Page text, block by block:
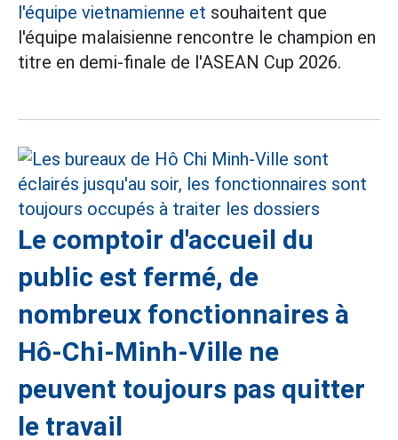
l'équipe vietnamienne et souhaitent que
l'équipe malaisienne rencontre le champion en
titre en demi-finale de l'ASEAN Cup 2026.
Le comptoir d'accueil du
public est fermé, de
nombreux fonctionnaires à
Hô-Chi-Minh-Ville ne
peuvent toujours pas quitter
le travail